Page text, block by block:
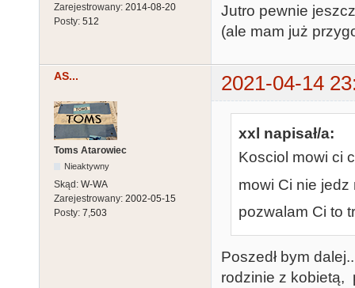
Zarejestrowany: 2014-08-20
Posty: 512
Jutro pewnie
(ale mam już
AS... 2021-04-14
Toms Atarowiec
Nieaktywny
Skąd: W-WA
Zarejestrowany: 2002-05-15
Posty: 7,503
xxl napisał/a:
Kosciol mowi ci
mowi Ci nie
pozwalam Ci to
Poszedł bym
rodzinie z kobietą,